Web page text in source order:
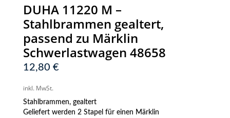
DUHA 11220 M –
Stahlbrammen gealtert,
passend zu Märklin
Schwerlastwagen 48658
12,80 €
inkl. MwSt.
Stahlbrammen, gealtert
Geliefert werden 2 Stapel für einen Märklin